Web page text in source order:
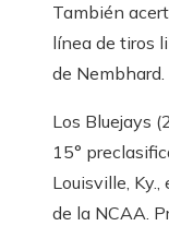
También
línea de tiros
de Nembhard.
Los Bluejays
15°
Louisville,
de la NCAA.